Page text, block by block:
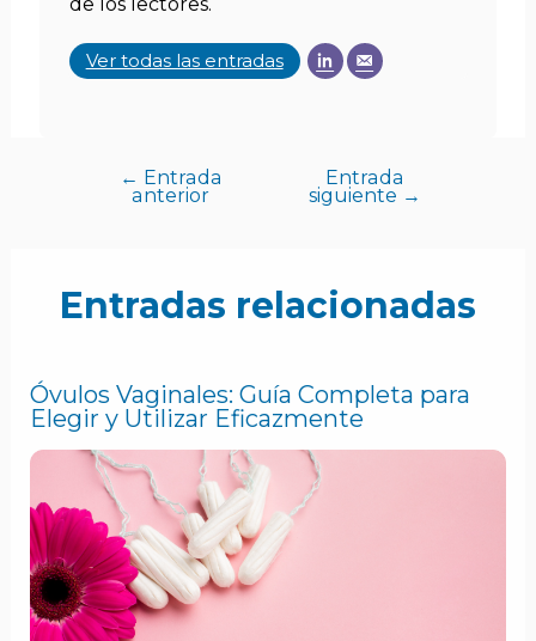
Ver todas las entradas
← Entrada
anterior
Entrada
siguiente →
Entradas relacionadas
Óvulos Vaginales: Guía Completa para
Elegir y Utilizar Eficazmente